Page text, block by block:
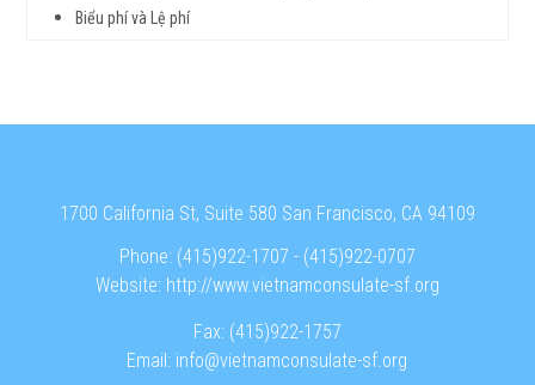
Biểu phí và Lệ phí
1700 California St, Suite 580 San Francisco, CA 94109
Phone: (415)922-1707 - (415)922-0707
Website: http://www.vietnamconsulate-sf.org
Fax: (415)922-1757
Email: info@vietnamconsulate-sf.org